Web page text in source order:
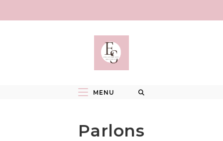
MENU
Parlons